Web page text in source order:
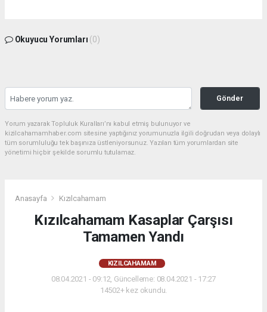
Okuyucu Yorumları (0)
Gönder
Yorum yazarak Topluluk Kuralları’nı kabul etmiş bulunuyor ve
kizilcahamamhaber.com sitesine yaptığınız yorumunuzla ilgili doğrudan veya dolaylı
tüm sorumluluğu tek başınıza üstleniyorsunuz. Yazılan tüm yorumlardan site
yönetimi hiçbir şekilde sorumlu tutulamaz.
Anasayfa Kızılcahamam
Kızılcahamam Kasaplar Çarşısı
Tamamen Yandı
KIZILCAHAMAM
08.04.2021 - 09:12, Güncelleme: 08.04.2021 - 17:27
14502+ kez okundu.